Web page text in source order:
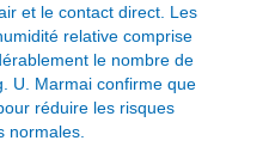
et le contact direct. Les
relative comprise
le nombre de
U. Marmai confirme que
réduire les risques
normales.